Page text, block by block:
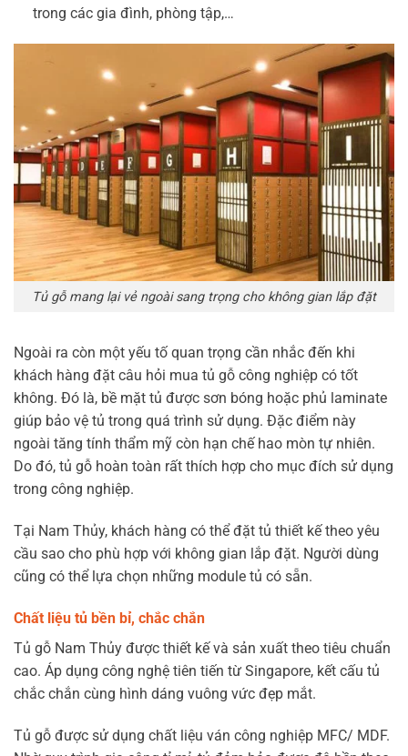
trong các gia đình, phòng tập,…
Tủ gỗ mang lại vẻ ngoài sang trọng cho không gian lắp đặt
Ngoài ra còn một yếu tố quan trọng cần nhắc đến khi
khách hàng đặt câu hỏi mua tủ gỗ công nghiệp có tốt
không. Đó là, bề mặt tủ được sơn bóng hoặc phủ laminate
giúp bảo vệ tủ trong quá trình sử dụng. Đặc điểm này
ngoài tăng tính thẩm mỹ còn hạn chế hao mòn tự nhiên.
Do đó, tủ gỗ hoàn toàn rất thích hợp cho mục đích sử dụng
trong công nghiệp.
Tại Nam Thủy, khách hàng có thể đặt tủ thiết kế theo yêu
cầu sao cho phù hợp với không gian lắp đặt. Người dùng
cũng có thể lựa chọn những module tủ có sẵn.
Chất liệu tủ bền bỉ, chắc chắn
Tủ gỗ Nam Thủy được thiết kế và sản xuất theo tiêu chuẩn
cao. Áp dụng công nghệ tiên tiến từ Singapore, kết cấu tủ
chắc chắn cùng hình dáng vuông vức đẹp mắt.
Tủ gỗ được sử dụng chất liệu ván công nghiệp MFC/ MDF.